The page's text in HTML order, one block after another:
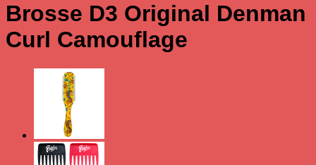
Brosse D3 Original Denman
Curl Camouflage